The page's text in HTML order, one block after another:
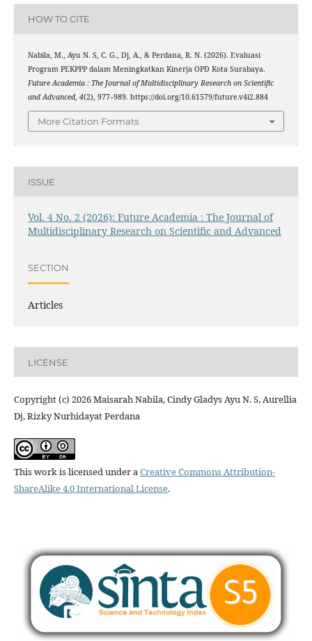
HOW TO CITE
Nabila, M., Ayu N. S, C. G., Dj, A., & Perdana, R. N. (2026). Evaluasi
Program PEKPPP dalam Meningkatkan Kinerja OPD Kota Surabaya.
Future Academia : The Journal of Multidisciplinary Research on Scientific
and Advanced, 4(2), 977–989. https://doi.org/10.61579/future.v4i2.884
More Citation Formats
ISSUE
Vol. 4 No. 2 (2026): Future Academia : The Journal of
Multidisciplinary Research on Scientific and Advanced
SECTION
Articles
LICENSE
Copyright (c) 2026 Maisarah Nabila, Cindy Gladys Ayu N. S, Aurellia
Dj, Rizky Nurhidayat Perdana
This work is licensed under aCreative Commons Attribution-
ShareAlike 4.0 International License.